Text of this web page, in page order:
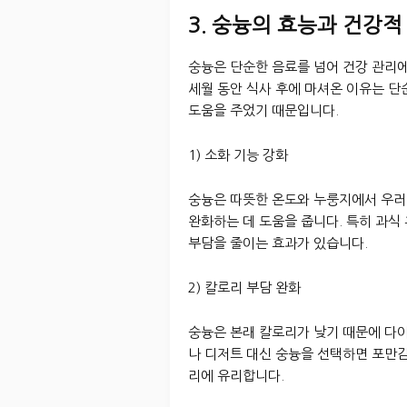
3. 숭늉의 효능과 건강적
숭늉은 단순한 음료를 넘어 건강 관리
세월 동안 식사 후에 마셔온 이유는
도움을 주었기 때문입니다.
1) 소화 기능 강화
숭늉은 따뜻한 온도와 누룽지에서 우
완화하는 데 도움을 줍니다. 특히 과
부담을 줄이는 효과가 있습니다.
2) 칼로리 부담 완화
숭늉은 본래 칼로리가 낮기 때문에 다
나 디저트 대신 숭늉을 선택하면 포만
리에 유리합니다.